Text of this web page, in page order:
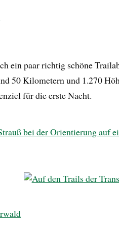
ein paar richtig schöne
50 Kilometern und 1.270
für die erste Nacht.